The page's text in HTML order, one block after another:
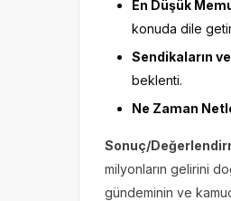
En Düşük
konuda dile
Sendikaların
beklenti.
Ne Zaman
Sonuç/
milyonların gelirini
gündeminin ve